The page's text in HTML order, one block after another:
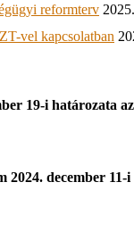
reformterv
vel kapcsolatban
19-i határozata
2024. december 11-